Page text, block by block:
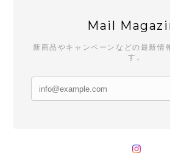
Mail
新商品やキャンペーンなどの最新情
す。